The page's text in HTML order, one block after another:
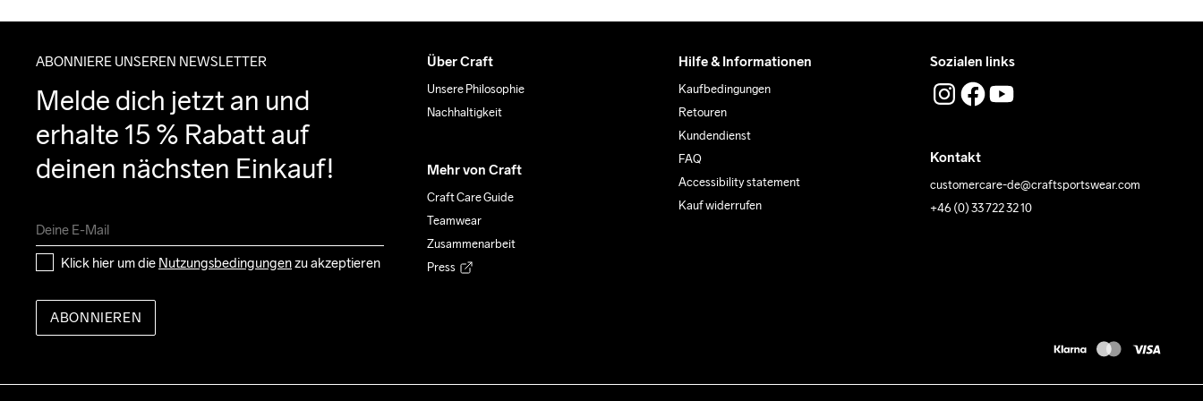
ABONNIERE UNSEREN NEWSLETTER
Melde dich jetzt an und
erhalte 15 % Rabatt auf
deinen nächsten Einkauf!
Klick hier um die Nutzungsbedingungen zu akzeptieren
ABONNIEREN
Über Craft
Unsere Philosophie
Nachhaltigkeit
Mehr von Craft
Craft Care Guide
Teamwear
Zusammenarbeit
Press
Hilfe & Informationen
Kaufbedingungen
Retouren
Kundendienst
FAQ
Accessibility statement
Kauf widerrufen
Sozialen links
Kontakt
customercare-de@craftsportswear.com
+46 (0) 33 722 32 10